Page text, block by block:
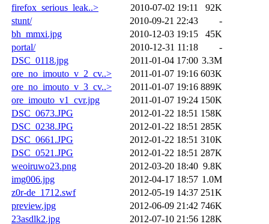
firefox_serious_leak..>
2010-07-02 19:11
92K
stunt/
2010-09-21 22:43
-
bh_mmxi.jpg
2010-12-03 19:15
45K
portal/
2010-12-31 11:18
-
DSC_0118.jpg
2011-01-04 17:00 3.3M
ore_no_imouto_v_2_cv..>
2011-01-07 19:16 603K
ore_no_imouto_v_3_cv..>
2011-01-07 19:16 889K
ore_imouto_v1_cvr.jpg
2011-01-07 19:24 150K
DSC_0673.JPG
2012-01-22 18:51 158K
DSC_0238.JPG
2012-01-22 18:51 285K
DSC_0661.JPG
2012-01-22 18:51 310K
DSC_0521.JPG
2012-01-22 18:51 287K
weoiruwo23.png
2012-03-20 18:40 9.8K
img006.jpg
2012-04-17 18:57 1.0M
z0r-de_1712.swf
2012-05-19 14:37 251K
preview.jpg
2012-06-09 21:42 746K
23asdlk2.jpg
2012-07-10 21:56 128K